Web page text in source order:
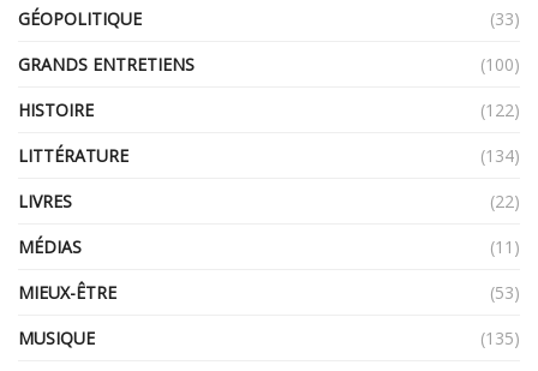
GÉOPOLITIQUE
(33)
GRANDS ENTRETIENS
(100)
HISTOIRE
(122)
LITTÉRATURE
(134)
LIVRES
(22)
MÉDIAS
(11)
MIEUX-ÊTRE
(53)
MUSIQUE
(135)